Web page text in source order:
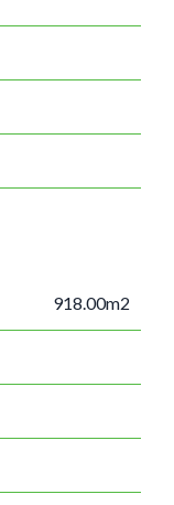
918.00m2